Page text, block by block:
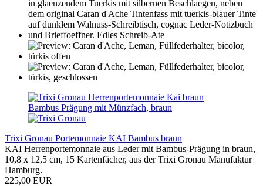
Trixi Gronau Portemonnaie KAI Bambus braun
KAI Herrenportemonnaie aus Leder mit Bambus-Prägung in braun,
10,8 x 12,5 cm, 15 Kartenfächer, aus der Trixi Gronau Manufaktur
Hamburg.
225,00 EUR